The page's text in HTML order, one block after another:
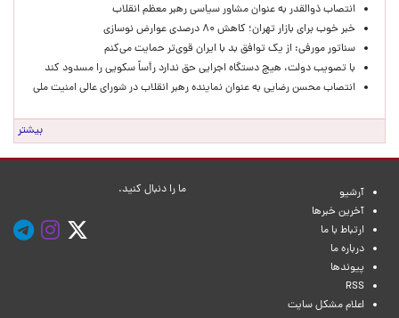
انتصاب ذوالقدر به عنوان مشاور سیاسی رهبر معظم انقلاب
خبر خوب برای بازار تهران؛ کاهش ۸۰ درصدی عوارض نوسازی
سناتور مورفی: از یک توافق بد با ایران قوی‌تر حمایت می‌کنم
با تصویب دولت، هیچ دستگاه اجرایی حق ندارد رأساً سکویی را مسدود کند
انتصاب محسن رضایی به عنوان نماینده رهبر انقلاب در شورای عالی امنیت ملی
بیشتر
آرشیو
آخرین خبرها
ارتباط با ما
درباره ما
پیوندها
RSS
اعلام مشکل سایت
ما را دنبال کنید.